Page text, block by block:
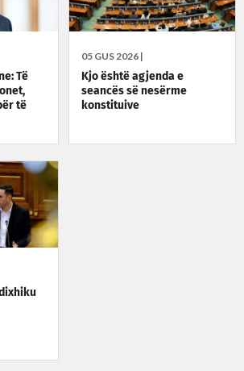
Të
të
05 GUS 2026 |
Kjo është agjenda e
seancës së nesërme
konstituive